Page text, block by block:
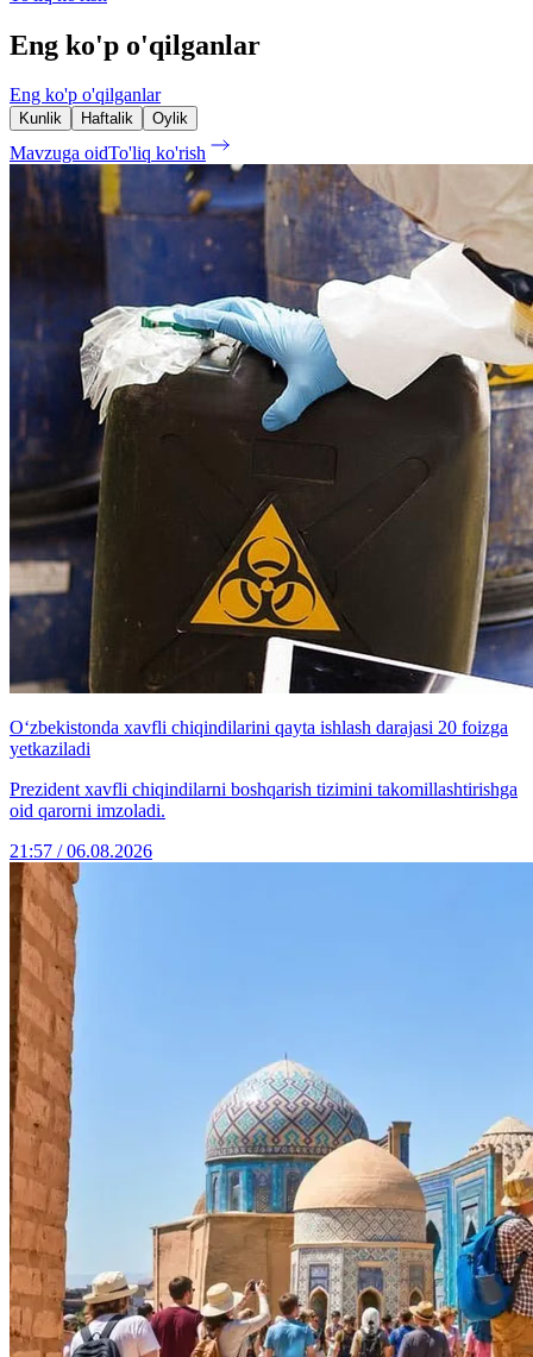
Eng ko'p o'qilganlar
Eng ko'p o'qilganlar
Kunlik Haftalik Oylik
Mavzuga oidTo'liq ko'rish
O‘zbekistonda xavfli chiqindilarini qayta ishlash darajasi 20 foizga
yetkaziladi
Prezident xavfli chiqindilarni boshqarish tizimini takomillashtirishga
oid qarorni imzoladi.
21:57 / 06.08.2026